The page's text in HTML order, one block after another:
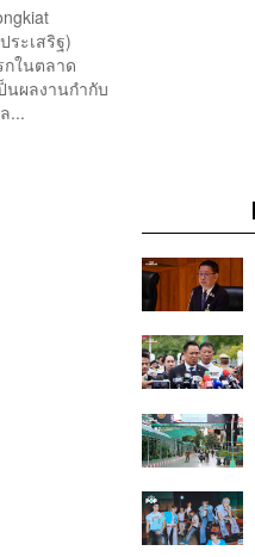
ระเสริฐ)
ในตลาด
นผลงานกำกับ
...